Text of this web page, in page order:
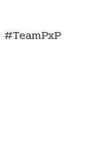
#TeamPxP